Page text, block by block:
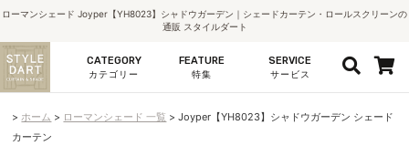
ローマンシェード Joyper【YH8023】シャドウガーデン｜シェードカーテン・ロールスクリーンの
通販 スタイルダート
CATEGORY
カテゴリー
FEATURE
特集
SERVICE
サービス
ホーム ローマンシェード 一覧
Joyper【YH8023】シャドウガーデン シェード
カーテン